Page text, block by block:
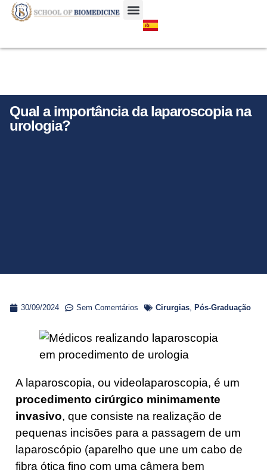
Qual a importância da laparoscopia na
urologia?
30/09/2024 Sem Comentários Cirurgias, Pós-Graduação
A laparoscopia, ou videolaparoscopia, é um
procedimento cirúrgico minimamente
invasivo, que consiste na realização de
pequenas incisões para a passagem de um
laparoscópio (aparelho que une um cabo de
fibra ótica fino com uma câmera bem